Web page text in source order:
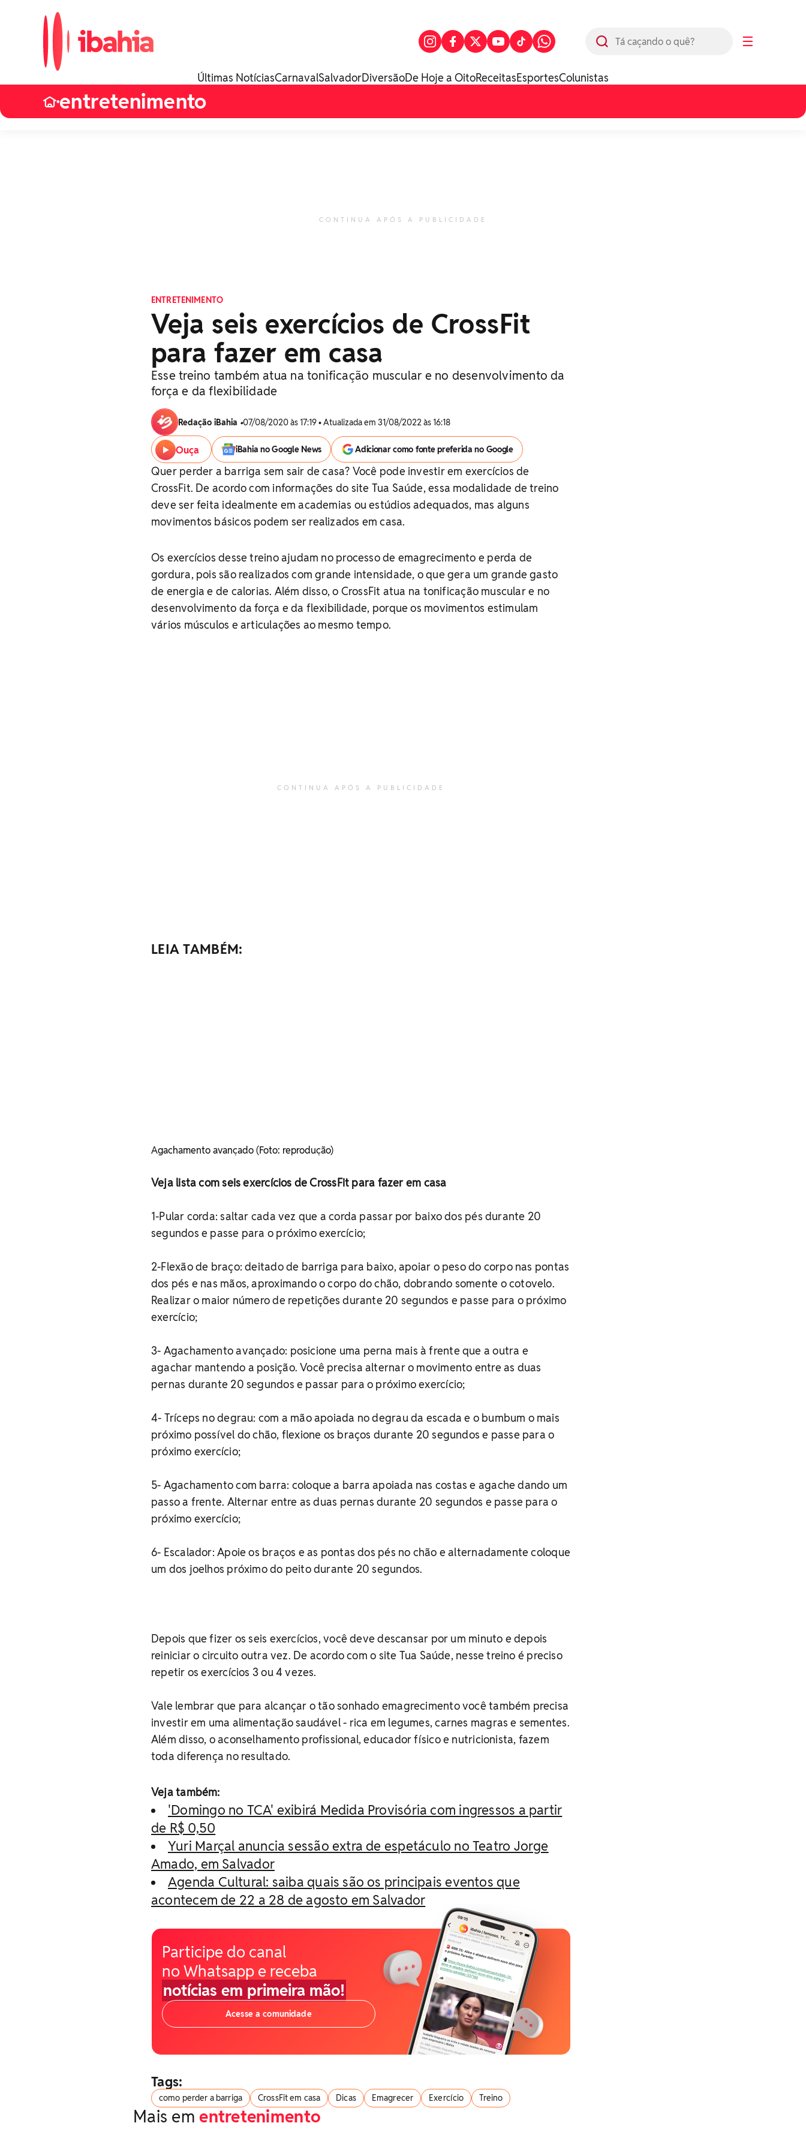
☰
Últimas NotíciasCarnavalSalvadorDiversãoDe Hoje a OitoReceitasEsportesColunistas
•entretenimento
CONTINUA APÓS A PUBLICIDADE
ENTRETENIMENTO
Veja seis exercícios de CrossFit
para fazer em casa
Esse treino também atua na tonificação muscular e no desenvolvimento da
força e da flexibilidade
Redação iBahia •07/08/2020 às 17:19 • Atualizada em 31/08/2022 às 16:18
Ouça iBahia no Google News Adicionar como fonte preferida no Google
Quer perder a barriga sem sair de casa? Você pode investir em exercícios de
CrossFit. De acordo com informações do site Tua Saúde, essa modalidade de treino
deve ser feita idealmente em academias ou estúdios adequados, mas alguns
movimentos básicos podem ser realizados em casa.
Os exercícios desse treino ajudam no processo de emagrecimento e perda de
gordura, pois são realizados com grande intensidade, o que gera um grande gasto
de energia e de calorias. Além disso, o CrossFit atua na tonificação muscular e no
desenvolvimento da força e da flexibilidade, porque os movimentos estimulam
vários músculos e articulações ao mesmo tempo.
CONTINUA APÓS A PUBLICIDADE
LEIA TAMBÉM:
Agachamento avançado (Foto: reprodução)
Veja lista com seis exercícios de CrossFit para fazer em casa
1-Pular corda: saltar cada vez que a corda passar por baixo dos pés durante 20
segundos e passe para o próximo exercício;
2-Flexão de braço: deitado de barriga para baixo, apoiar o peso do corpo nas pontas
dos pés e nas mãos, aproximando o corpo do chão, dobrando somente o cotovelo.
Realizar o maior número de repetições durante 20 segundos e passe para o próximo
exercício;
3- Agachamento avançado: posicione uma perna mais à frente que a outra e
agachar mantendo a posição. Você precisa alternar o movimento entre as duas
pernas durante 20 segundos e passar para o próximo exercício;
4- Tríceps no degrau: com a mão apoiada no degrau da escada e o bumbum o mais
próximo possível do chão, flexione os braços durante 20 segundos e passe para o
próximo exercício;
5- Agachamento com barra: coloque a barra apoiada nas costas e agache dando um
passo a frente. Alternar entre as duas pernas durante 20 segundos e passe para o
próximo exercício;
6- Escalador: Apoie os braços e as pontas dos pés no chão e alternadamente coloque
um dos joelhos próximo do peito durante 20 segundos.
Depois que fizer os seis exercícios, você deve descansar por um minuto e depois
reiniciar o circuito outra vez. De acordo com o site Tua Saúde, nesse treino é preciso
repetir os exercícios 3 ou 4 vezes.
Vale lembrar que para alcançar o tão sonhado emagrecimento você também precisa
investir em uma alimentação saudável - rica em legumes, carnes magras e sementes.
Além disso, o aconselhamento profissional, educador físico e nutricionista, fazem
toda diferença no resultado.
Veja também:
'Domingo no TCA' exibirá Medida Provisória com ingressos a partir
de R$ 0,50
Yuri Marçal anuncia sessão extra de espetáculo no Teatro Jorge
Amado, em Salvador
Agenda Cultural: saiba quais são os principais eventos que
acontecem de 22 a 28 de agosto em Salvador
Participe do canal
no Whatsapp e receba
notícias em primeira mão!
Acesse a comunidade
Tags:
como perder a barriga CrossFit em casa Dicas Emagrecer Exercício Treino
Mais ementretenimento